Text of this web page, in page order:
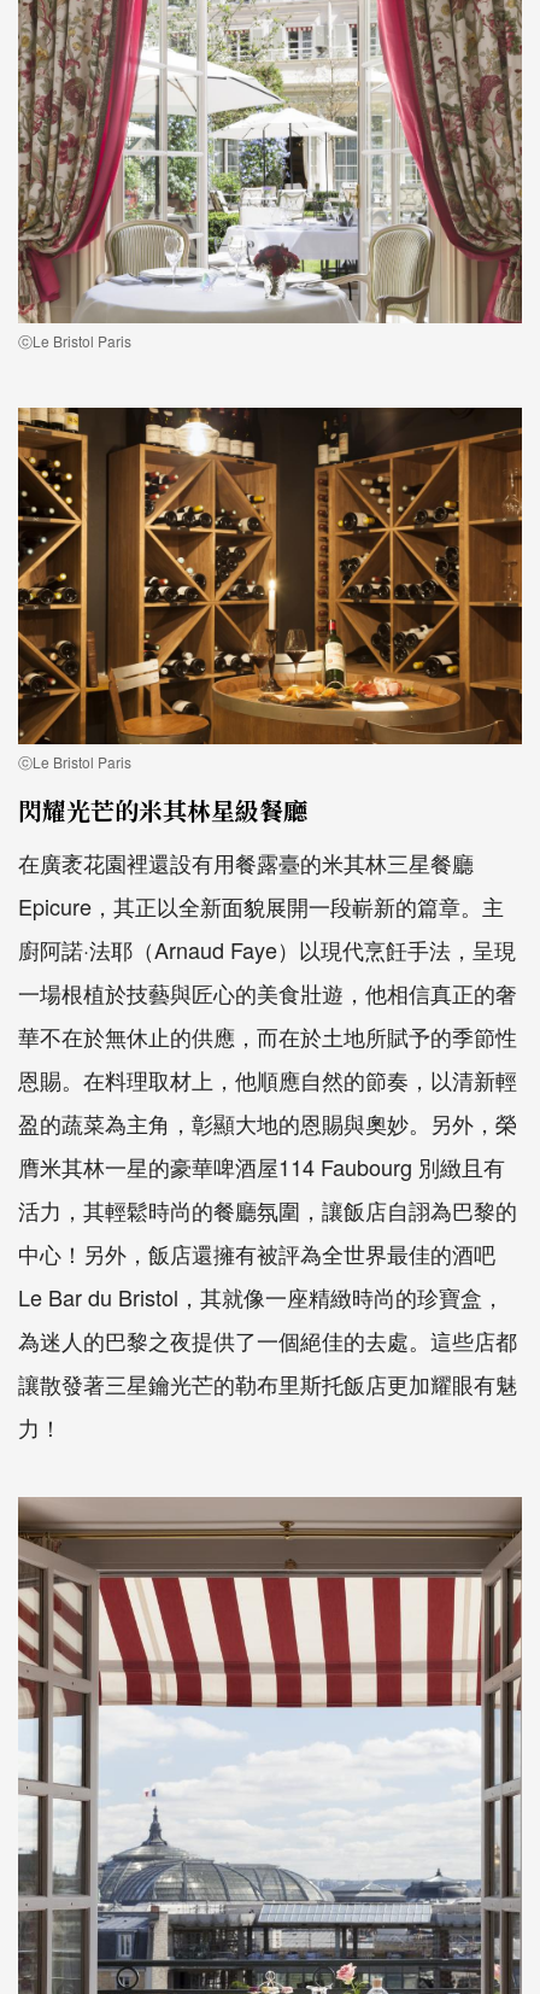
ⓒLe Bristol Paris
ⓒLe Bristol Paris
閃耀光芒的米其林星級餐廳
在廣袤花園裡還設有用餐露臺的米其林三星餐廳
Epicure，其正以全新面貌展開一段嶄新的篇章。主
廚阿諾·法耶（Arnaud Faye）以現代烹飪手法，呈現
一場根植於技藝與匠心的美食壯遊，他相信真正的奢
華不在於無休止的供應，而在於土地所賦予的季節性
恩賜。在料理取材上，他順應自然的節奏，以清新輕
盈的蔬菜為主角，彰顯大地的恩賜與奧妙。另外，榮
膺米其林一星的豪華啤酒屋114 Faubourg 別緻且有
活力，其輕鬆時尚的餐廳氛圍，讓飯店自詡為巴黎的
中心！另外，飯店還擁有被評為全世界最佳的酒吧
Le Bar du Bristol，其就像一座精緻時尚的珍寶盒，
為迷人的巴黎之夜提供了一個絕佳的去處。這些店都
讓散發著三星鑰光芒的勒布里斯托飯店更加耀眼有魅
力！